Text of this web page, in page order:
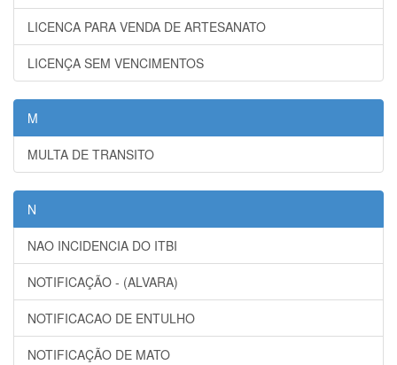
LICENCA PARA VENDA DE ARTESANATO
LICENÇA SEM VENCIMENTOS
M
MULTA DE TRANSITO
N
NAO INCIDENCIA DO ITBI
NOTIFICAÇÃO - (ALVARA)
NOTIFICACAO DE ENTULHO
NOTIFICAÇÃO DE MATO